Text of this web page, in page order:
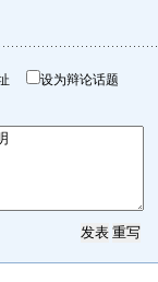
址 设为辩论话题